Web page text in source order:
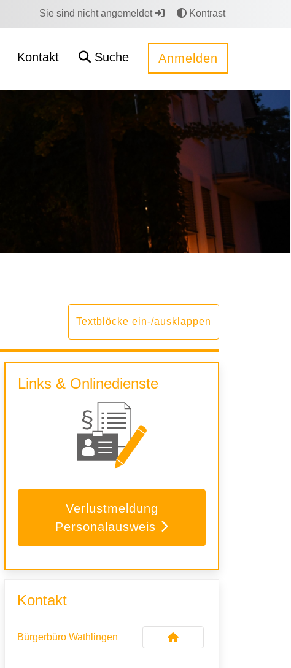
Sie sind nicht angemeldet Kontrast
Kontakt Suche Anmelden
Textblöcke ein-/ausklappen
Links & Onlinedienste
Verlustmeldung
Personalausweis
Kontakt
Bürgerbüro Wathlingen